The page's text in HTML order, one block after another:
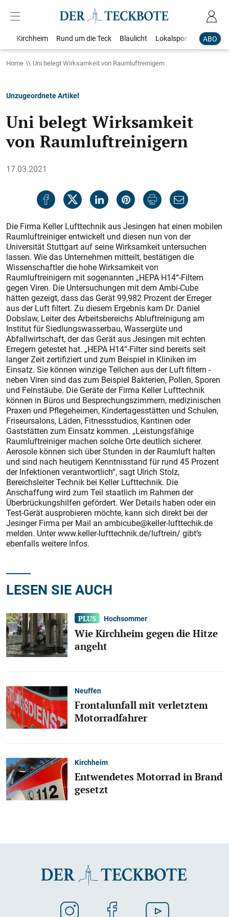
ABO
Kirchheim Rund um die Teck Blaulicht Lokalsport
Home Uni belegt Wirksamkeit von Raumluftreinigern
Unzugeordnete Artikel
Uni belegt Wirksamkeit
von Raumluftreinigern
17.03.2021
Die Firma Keller Lufttechnik aus Jesingen hat einen mobilen
Raumluftreiniger entwickelt und diesen nun von der
Universität Stuttgart auf seine Wirksamkeit untersuchen
lassen. Wie das Unternehmen mitteilt, bestätigen die
Wissenschaftler die hohe Wirksamkeit von
Raumluftreinigern mit sogenannten „HEPA H14“-Filtern
gegen Viren. Die Untersuchungen mit dem Ambi-Cube
hätten gezeigt, dass das Gerät 99,982 Prozent der Erreger
aus der Luft filtert. Zu diesem Ergebnis kam Dr. Daniel
Dobslaw, Leiter des Arbeitsbereichs Abluftreinigung am
Institut für Siedlungswasserbau, Wassergüte und
Abfallwirtschaft, der das Gerät aus Jesingen mit echten
Erregern getestet hat. „HEPA H14“-Filter sind bereits seit
langer Zeit zertifiziert und zum Beispiel in Kliniken im
Einsatz. Sie können winzige Teilchen aus der Luft filtern -
neben Viren sind das zum Beispiel Bakterien, Pollen, Sporen
und Feinstäube. Die Geräte der Firma Keller Lufttechnik
können in Büros und Besprechungszimmern, medizinischen
Praxen und Pflegeheimen, Kindertagesstätten und Schulen,
Friseursalons, Läden, Fitnessstudios, Kantinen oder
Gaststätten zum Einsatz kommen. „Leistungsfähige
Raumluftreiniger machen solche Orte deutlich sicherer.
Aerosole können sich über Stunden in der Raumluft halten
und sind nach heutigem Kenntnisstand für rund 45 Prozent
der Infektionen verantwortlich“, sagt Ulrich Stolz,
Bereichsleiter Technik bei Keller Lufttechnik. Die
Anschaffung wird zum Teil staatlich im Rahmen der
Überbrückungshilfen gefördert. Wer Details haben oder ein
Test-Gerät ausprobieren möchte, kann sich direkt bei der
Jesinger Firma per Mail an ambicube@keller-lufttechik.de
melden. Unter www.keller-lufttechnik.de/luftrein/ gibt‘s
ebenfalls weitere Infos.
LESEN SIE AUCH
Hochsommer
Wie Kirchheim gegen die Hitze
angeht
Neuffen
Frontalunfall mit verletztem
Motorradfahrer
Kirchheim
Entwendetes Motorrad in Brand
gesetzt